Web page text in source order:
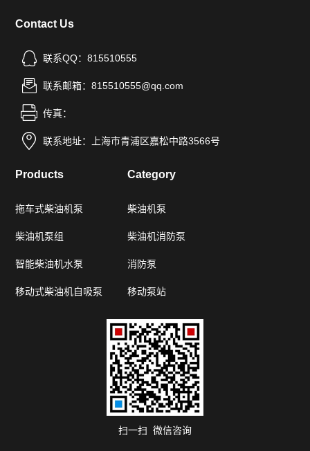
Contact Us
联系QQ：815510555
联系邮箱：815510555@qq.com
传真：
联系地址：上海市青浦区嘉松中路3566号
Products
拖车式柴油机泵
柴油机泵组
智能柴油机水泵
移动式柴油机自吸泵
Category
柴油机泵
柴油机消防泵
消防泵
移动泵站
扫一扫 微信咨询